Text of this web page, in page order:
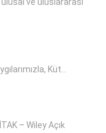
Küt...
– Wiley Açık